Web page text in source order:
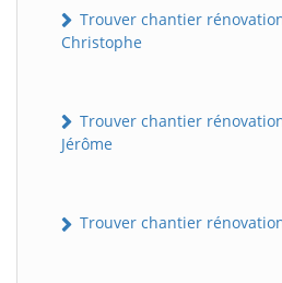
Trouver chantier
Christophe
Trouver chantier
Jérôme
Trouver chantier